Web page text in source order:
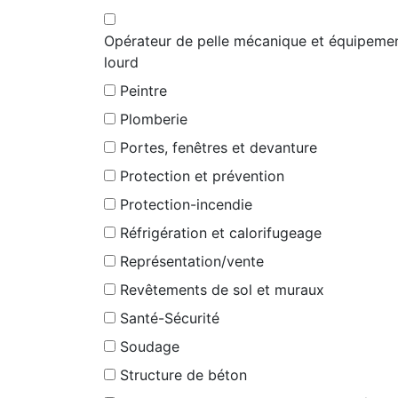
Opérateur de pelle mécanique et
lourd
Peintre
Plomberie
Portes, fenêtres et devanture
Protection et prévention
Protection-incendie
Réfrigération et calorifugeage
Représentation/vente
Revêtements de sol et muraux
Santé-Sécurité
Soudage
Structure de béton